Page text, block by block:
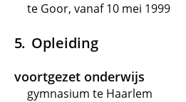
te Goor, vanaf 10 mei 1999
Opleiding
voortgezet onderwijs
gymnasium te Haarlem